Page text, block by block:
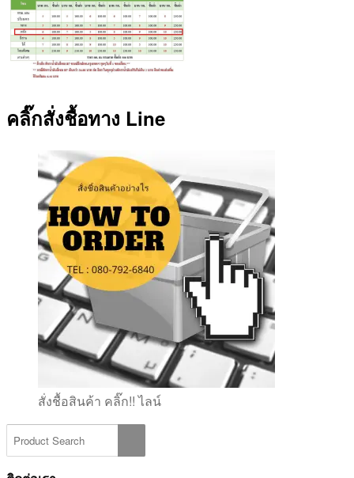
คลิ๊กสั่งชื้อทาง Line
สั่งชื้อสินค้า คลิ๊ก!! ไลน์